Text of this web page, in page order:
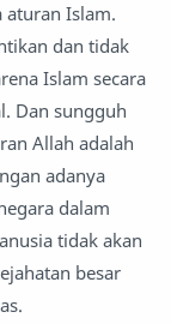
aturan Islam.
dan tidak
Islam secara
Dan sungguh
Allah adalah
adanya
dalam
tidak akan
besar